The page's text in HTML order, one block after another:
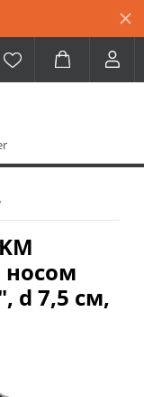
d 7,5 см,